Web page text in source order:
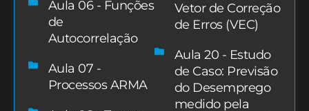
Aula 06 - Funções
de
Autocorrelação
Aula 07 -
Processos ARMA
Vetor de Correção
de Erros (VEC)
Aula 20 - Estudo
de Caso: Previsão
do Desemprego
medido pela